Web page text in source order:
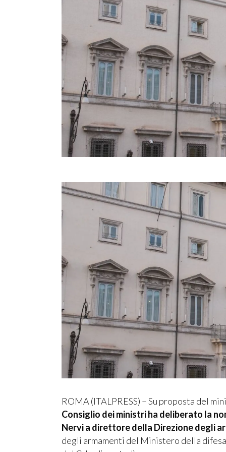
ROMA (ITALPRESS) – Su proposta del
Consiglio dei ministri ha deliberato la
Nervi a direttore della Direzione degli
degli armamenti del Ministero della